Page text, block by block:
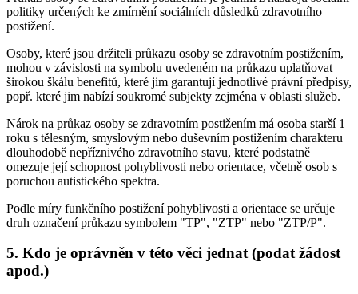
politiky určených ke zmírnění sociálních důsledků zdravotního
postižení.
Osoby, které jsou držiteli průkazu osoby se zdravotním postižením,
mohou v závislosti na symbolu uvedeném na průkazu uplatňovat
širokou škálu benefitů, které jim garantují jednotlivé právní předpisy,
popř. které jim nabízí soukromé subjekty zejména v oblasti služeb.
Nárok na průkaz osoby se zdravotním postižením má osoba starší 1
roku s tělesným, smyslovým nebo duševním postižením charakteru
dlouhodobě nepříznivého zdravotního stavu, které podstatně
omezuje její schopnost pohyblivosti nebo orientace, včetně osob s
poruchou autistického spektra.
Podle míry funkčního postižení pohyblivosti a orientace se určuje
druh označení průkazu symbolem "TP", "ZTP" nebo "ZTP/P".
5. Kdo je oprávněn v této věci jednat (podat žádost
apod.)